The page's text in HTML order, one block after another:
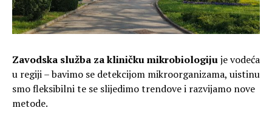
Zavodska služba za kliničku mikrobiologijuje vodeća
u regiji – bavimo se detekcijom mikroorganizama, uistinu
smo fleksibilni te se slijedimo trendove i razvijamo nove
metode.